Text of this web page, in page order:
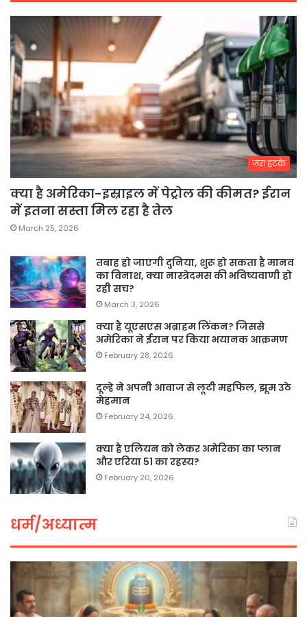
जरा हटके
क्या है अमेरिका-इस्राइल में पेट्रोल की कीमत? ईरान
में इतना सस्ता मिल रहा है तेल
March 25, 2026
तबाह हो जाएगी दुनिया, शुरू हो सकता है मानव
का विनाश, क्या नास्त्रेदमस की भविष्यवाणी हो
रही सच?
March 3, 2026
क्या है यूएसएस अब्राहम लिंकन? जिससे
अमेरिका ने ईरान पर किया भयानक आक्रमण
February 28, 2026
दूल्हे ने अपनी आवाज से लूटी महफिल, झूम उठे
मेहमान
February 24, 2026
क्या है एलियन को लेकर अमेरिका का प्लान
और एरिया 51 का रहस्य?
February 20, 2026
धर्म/अध्यात्म